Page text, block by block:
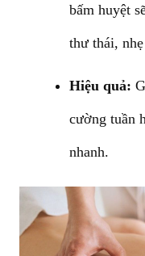
bấm huyệt
thư thái,
Hiệu quả:
cường tuần
nhanh.